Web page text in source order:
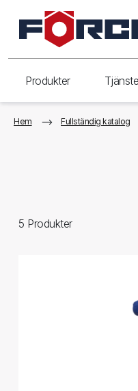
Produkter
Hem Fullständig katalog
5 Produkter